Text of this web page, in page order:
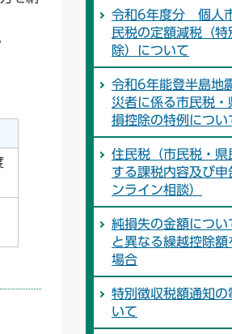
令和6年度分 個人
民税の定額減税（特
除）について
令和6年能登半島地
災者に係る市民税・
損控除の特例につい
住民税（市民税・県
する課税内容及び申
ンライン相談）
純損失の金額につい
と異なる繰越控除額
場合
特別徴収税額通知の
いて